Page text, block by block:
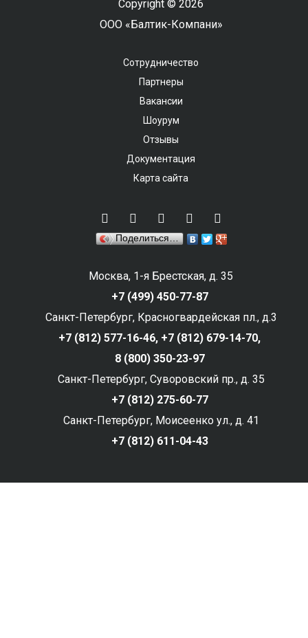
Copyright © 2026
ООО «Балтик-Компани»
Сотрудничество
Партнеры
Вакансии
Шоурум
Отзывы
Документация
Карта сайта
Поделиться…
Москва, 1-я Брестская, д. 35
+7 (499) 450-77-87
Санкт-Петербург, Красногвардейская пл., д.3
+7 (812) 577-16-46, +7 (812) 679-14-70,
8 (800) 350-23-97
Санкт-Петербург, Суворовский пр., д. 35
+7 (812) 275-60-77
Санкт-Петербург, Моисеенко ул., д. 41
+7 (812) 611-04-43